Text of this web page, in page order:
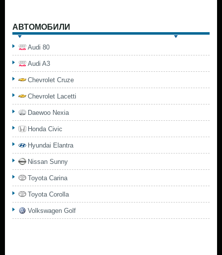
АВТОМОБИЛИ
Audi 80
Audi A3
Chevrolet Cruze
Chevrolet Lacetti
Daewoo Nexia
Honda Civic
Hyundai Elantra
Nissan Sunny
Toyota Carina
Toyota Corolla
Volkswagen Golf